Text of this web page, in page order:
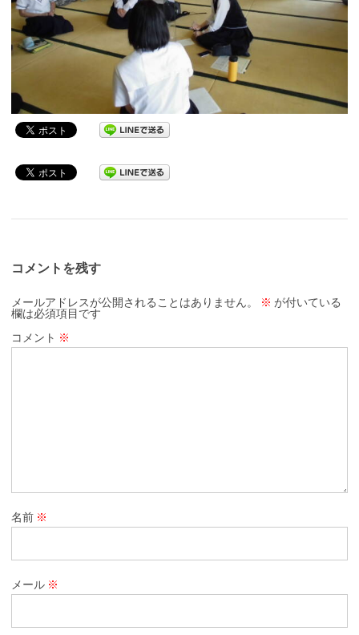
コメントを残す
メールアドレスが公開されることはありません。 ※ が付いている
欄は必須項目です
コメント ※
名前 ※
メール ※